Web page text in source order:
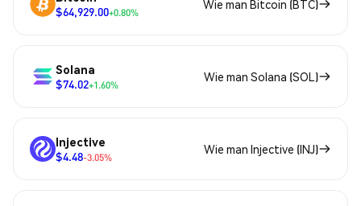
$64,929.00+0.80%
Wie man Bitcoin (BTC)
Solana
$74.02+1.60%
Wie man Solana (SOL)
Injective
$4.48-3.05%
Wie man Injective (INJ)